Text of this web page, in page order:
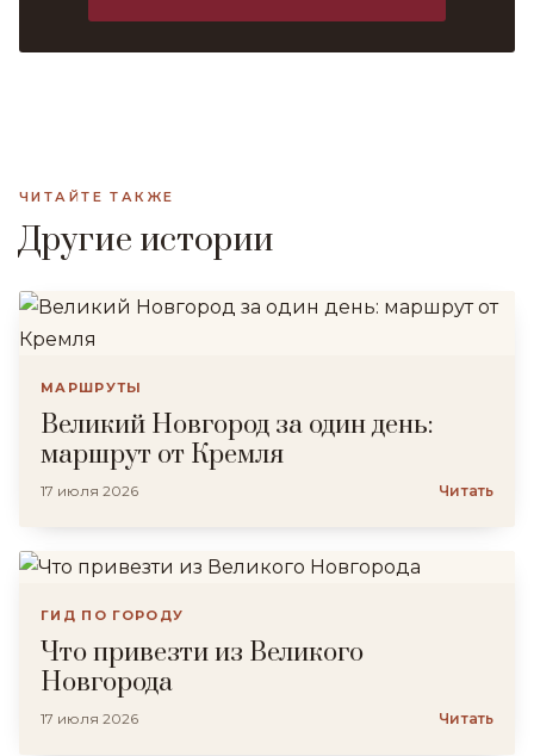
ЧИТАЙТЕ ТАКЖЕ
Другие истории
МАРШРУТЫ
Великий Новгород за один день:
маршрут от Кремля
17 июля 2026 Читать
ГИД ПО ГОРОДУ
Что привезти из Великого
Новгорода
17 июля 2026 Читать